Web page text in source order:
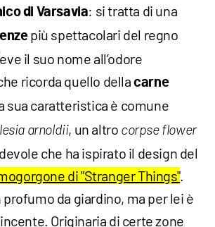
di Varsavia: si tratta di una
più spettacolari del regno
il suo nome all’odore
ricorda quello dellacarne
sua caratteristica è comune
arnoldii, un altro corpse flower
che ha ispirato il design del
di "Stranger Things".
da giardino, ma per lei è
Originaria di certe zone